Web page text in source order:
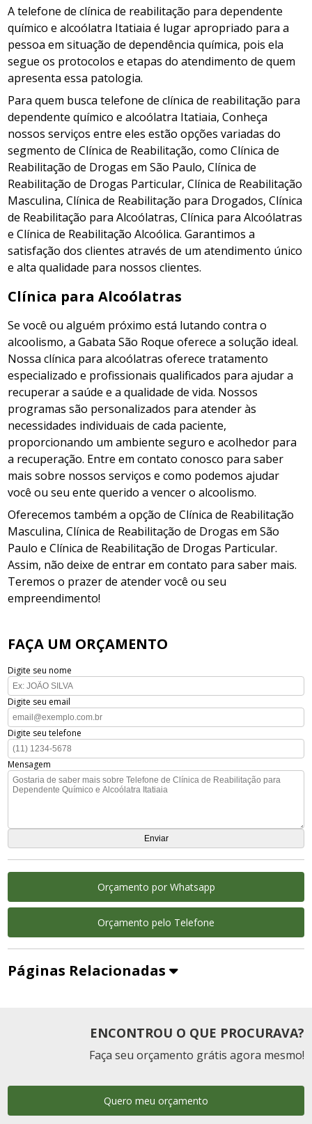
A telefone de clínica de reabilitação para dependente
químico e alcoólatra Itatiaia é lugar apropriado para a
pessoa em situação de dependência química, pois ela
segue os protocolos e etapas do atendimento de quem
apresenta essa patologia.
Para quem busca telefone de clínica de reabilitação para
dependente químico e alcoólatra Itatiaia, Conheça
nossos serviços entre eles estão opções variadas do
segmento de Clínica de Reabilitação, como Clínica de
Reabilitação de Drogas em São Paulo, Clínica de
Reabilitação de Drogas Particular, Clínica de Reabilitação
Masculina, Clínica de Reabilitação para Drogados, Clínica
de Reabilitação para Alcoólatras, Clínica para Alcoólatras
e Clínica de Reabilitação Alcoólica. Garantimos a
satisfação dos clientes através de um atendimento único
e alta qualidade para nossos clientes.
Clínica para Alcoólatras
Se você ou alguém próximo está lutando contra o
alcoolismo, a Gabata São Roque oferece a solução ideal.
Nossa clínica para alcoólatras oferece tratamento
especializado e profissionais qualificados para ajudar a
recuperar a saúde e a qualidade de vida. Nossos
programas são personalizados para atender às
necessidades individuais de cada paciente,
proporcionando um ambiente seguro e acolhedor para
a recuperação. Entre em contato conosco para saber
mais sobre nossos serviços e como podemos ajudar
você ou seu ente querido a vencer o alcoolismo.
Oferecemos também a opção de Clínica de Reabilitação
Masculina, Clínica de Reabilitação de Drogas em São
Paulo e Clínica de Reabilitação de Drogas Particular.
Assim, não deixe de entrar em contato para saber mais.
Teremos o prazer de atender você ou seu
empreendimento!
FAÇA UM ORÇAMENTO
Digite seu nome
Digite seu email
Digite seu telefone
Mensagem
Orçamento por Whatsapp
Orçamento pelo Telefone
Páginas Relacionadas
ENCONTROU O QUE PROCURAVA?
Faça seu orçamento grátis agora mesmo!
Quero meu orçamento